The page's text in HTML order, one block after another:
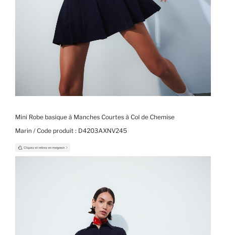
Mini Robe basique à Manches Courtes à Col de Chemise
Marin / Code produit : D4203AXNV245